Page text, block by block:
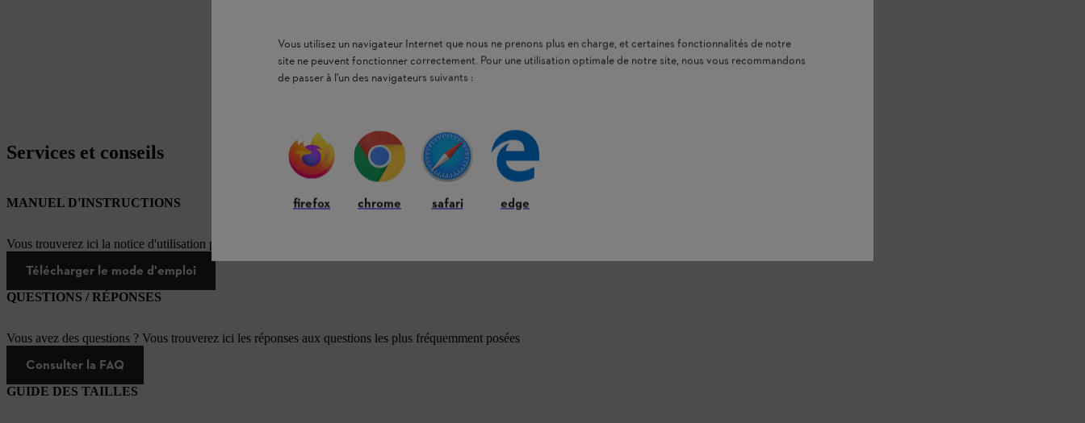
Services et conseils
MANUEL D'INSTRUCTIONS
Vous trouverez ici la notice d'utilisation pour ce produit STIHL
Télécharger le mode d'emploi
QUESTIONS / RÉPONSES
Vous avez des questions ? Vous trouverez ici les réponses aux questions les plus fréquemment posées
Consulter la FAQ
GUIDE DES TAILLES
Vous utilisez un navigateur Internet que nous ne prenons plus en charge, et certaines fonctionnalités de notre
site ne peuvent fonctionner correctement. Pour une utilisation optimale de notre site, nous vous recommandons
de passer à l'un des navigateurs suivants :
firefox chrome safari edge